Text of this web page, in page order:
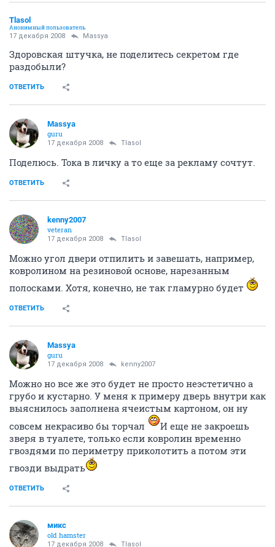
Tlasol
Анонимный пользователь
17 декабря 2008 Massya
Здоровская штучка, не поделитесь секретом где
раздобыли?
ОТВЕТИТЬ
Massya
guru
17 декабря 2008 Tlasol
Поделюсь. Тока в личку а то еще за рекламу сочтут.
ОТВЕТИТЬ
kenny2007
veteran
17 декабря 2008 Tlasol
Можно угол двери отпилить и завешать, например,
ковролином на резиновой основе, нарезанным
полосками. Хотя, конечно, не так гламурно будет
ОТВЕТИТЬ
Massya
guru
17 декабря 2008 kenny2007
Можно но все же это будет не просто неэстетично а
грубо и кустарно. У меня к примеру дверь внутри как
выяснилось заполнена ячеистым картоном, он ну
совсем некрасиво бы торчал
И еще не закроешь
зверя в туалете, только если ковролин временно
гвоздями по периметру приколотить а потом эти
гвозди выдрать
ОТВЕТИТЬ
микс
old hamster
17 декабря 2008 Tlasol